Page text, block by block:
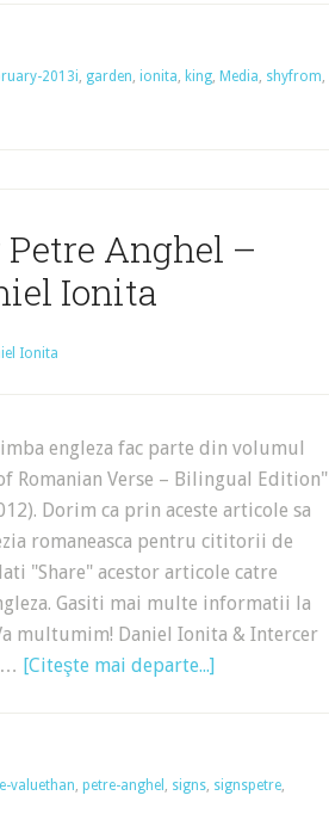
2013i, garden, ionita, king, Media, shyfrom,
Anghel –
Ionita
Ionita
engleza fac parte din volumul
Romanian Verse – Bilingual Edition"
Dorim ca prin aceste articole sa
romaneasca pentru cititorii de
"Share" acestor articole catre
Gasiti mai multe informatii la
multumim! Daniel Ionita & Intercer
… [Citeşte mai departe...]
valuethan, petre-anghel , signs, signspetre,